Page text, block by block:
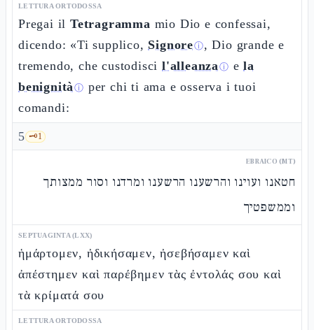
LETTURA ORTODOSSA
Pregai il Tetragramma mio Dio e confessai,
dicendo: «Ti supplico, Signoreⓘ, Dio grande e
tremendo, che custodiscil'alleanzaⓘ ela
benignitàⓘ per chi ti ama e osserva i tuoi
comandi:
5 🗝️1
EBRAICO (MT)
חטאנו ועוינו והרשענו הרשענו ומרדנו וסור ממצותך
וממשפטיך
SEPTUAGINTA (LXX)
ἡμάρτομεν, ἠδικήσαμεν, ἠσεβήσαμεν καὶ
ἀπέστημεν καὶ παρέβημεν τὰς ἐντολάς σου καὶ
τὰ κρίματά σου
LETTURA ORTODOSSA